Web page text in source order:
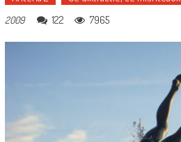
2009
122 7965